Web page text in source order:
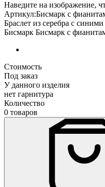
Наведите на изображение,
Артикул:Бисмарк с
Браслет из серебра с
Бисмарк Бисмарк с
Стоимость
Под заказ
У данного изделия
нет гарнитура
Количество
0 товаров